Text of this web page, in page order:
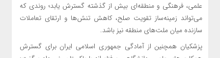
علمی، فرهنگی و منطقه‌ای بیش از گذشته گسترش یابد؛ روندی که
می‌تواند زمینه‌ساز تقویت صلح، کاهش تنش‌ها و ارتقای تعاملات
سازنده میان ملت‌های منطقه نیز باشد.
پزشکیان همچنین از آمادگی جمهوری اسلامی ایران برای گسترش